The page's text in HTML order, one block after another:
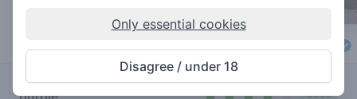
purple €€€€
Coffeeshop in Den Haag Coffeeshop in Den
Only essential cookies
Disagree / under 18